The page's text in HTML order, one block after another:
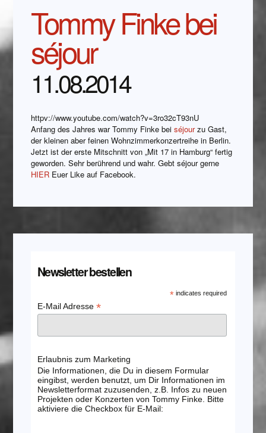
Tommy Finke bei
séjour
11.08.2014
httpv://www.youtube.com/watch?v=3ro32cT93nU
Anfang des Jahres war Tommy Finke beiséjourzu Gast,
der kleinen aber feinen Wohnzimmerkonzertreihe in Berlin.
Jetzt ist der erste Mitschnitt von „Mit 17 in Hamburg“ fertig
geworden. Sehr berührend und wahr. Gebt séjour gerne
HIER Euer Like auf Facebook.
Newsletter bestellen
* indicates required
E-Mail Adresse *
Erlaubnis zum Marketing
Die Informationen, die Du in diesem Formular
eingibst, werden benutzt, um Dir Informationen im
Newsletterformat zuzusenden, z.B. Infos zu neuen
Projekten oder Konzerten von Tommy Finke. Bitte
aktiviere die Checkbox für E-Mail: